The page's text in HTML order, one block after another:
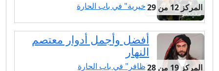
المركز 12 من 29 "خيرية" في باب الحارة
المركز 19 من 28
أفضل وأجمل أدوار معتصم
النهار
"ظافر" في باب الحارة